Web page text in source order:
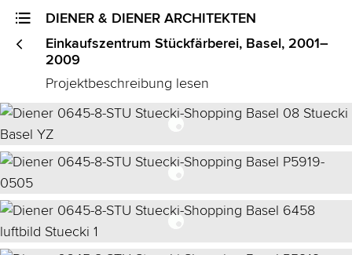
DIENER & DIENER ARCHITEKTEN
Einkaufszentrum Stückfärberei, Basel, 2001–
2009
Projektbeschreibung lesen